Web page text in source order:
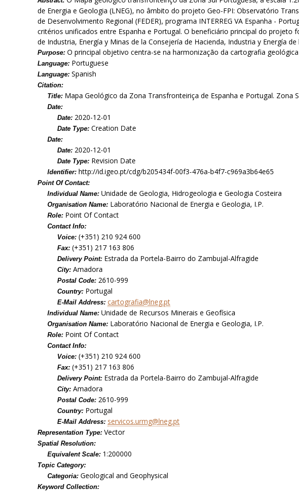
de Energia e Geologia (LNEG), no âmbito do projeto Geo-FPI: Observatório
de Desenvolvimento Regional (FEDER), programa INTERREG VA Espanha -
critérios unificados entre Espanha e Portugal. O beneficiário principal do
de Industria, Energía y Minas de la Consejería de Hacienda, Industria y Energía
Purpose: O principal objetivo centra-se na harmonização da cartografia
Language: Portuguese
Language: Spanish
Citation:
Title: Mapa Geológico da Zona Transfronteiriça de Espanha e Portugal. Zona
Date:
Date: 2020-12-01
Date Type: Creation Date
Date:
Date: 2020-12-01
Date Type: Revision Date
Identifier: http://id.igeo.pt/cdg/b205434f-00f3-476a-b4f7-c969a3b64e65
Point Of Contact:
Individual Name: Unidade de Geologia, Hidrogeologia e Geologia Costeira
Organisation Name: Laboratório Nacional de Energia e Geologia, I.P.
Role: Point Of Contact
Contact Info:
Voice: (+351) 210 924 600
Fax: (+351) 217 163 806
Delivery Point: Estrada da Portela-Bairro do Zambujal-Alfragide
City: Amadora
Postal Code: 2610-999
Country: Portugal
E-Mail Address: cartografia@lneg.pt
Individual Name: Unidade de Recursos Minerais e Geofísica
Organisation Name: Laboratório Nacional de Energia e Geologia, I.P.
Role: Point Of Contact
Contact Info:
Voice: (+351) 210 924 600
Fax: (+351) 217 163 806
Delivery Point: Estrada da Portela-Bairro do Zambujal-Alfragide
City: Amadora
Postal Code: 2610-999
Country: Portugal
E-Mail Address: servicos.urmg@lneg.pt
Representation Type: Vector
Spatial Resolution:
Equivalent Scale: 1:200000
Topic Category:
Categoria: Geological and Geophysical
Keyword Collection: